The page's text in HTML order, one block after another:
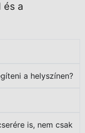
és a
a helyszínen?
is, nem csak